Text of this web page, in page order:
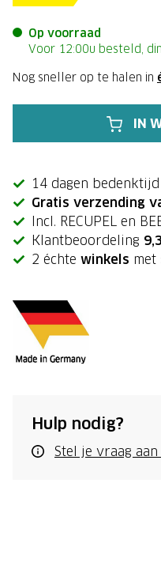
Op voorraad
Voor 12:00u besteld,
Nog sneller op te halen in
IN
14 dagen bedenktijd
Gratis verzending
Incl. RECUPEL en
Klantbeoordeling
2 échte winkels met
Hulp nodig?
Stel je vraag